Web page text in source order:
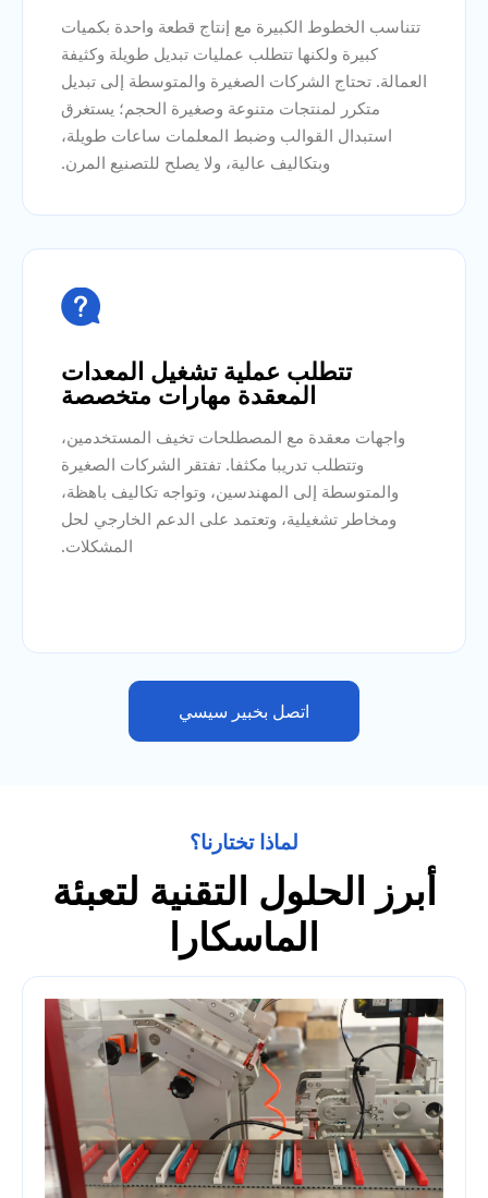
تتناسب الخطوط الكبيرة مع إنتاج قطعة واحدة بكميات
كبيرة ولكنها تتطلب عمليات تبديل طويلة وكثيفة
العمالة. تحتاج الشركات الصغيرة والمتوسطة إلى تبديل
متكرر لمنتجات متنوعة وصغيرة الحجم؛ يستغرق
استبدال القوالب وضبط المعلمات ساعات طويلة،
وبتكاليف عالية، ولا يصلح للتصنيع المرن.

تتطلب عملية تشغيل المعدات
المعقدة مهارات متخصصة
واجهات معقدة مع المصطلحات تخيف المستخدمين،
وتتطلب تدريبا مكثفا. تفتقر الشركات الصغيرة
والمتوسطة إلى المهندسين، وتواجه تكاليف باهظة،
ومخاطر تشغيلية، وتعتمد على الدعم الخارجي لحل
المشكلات.
اتصل بخبير سيسي
لماذا تختارنا؟
أبرز الحلول التقنية لتعبئة
الماسكارا